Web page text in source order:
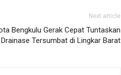
Next article
Bengkulu Gerak Cepat Tuntaskan
Drainase Tersumbat di Lingkar Barat